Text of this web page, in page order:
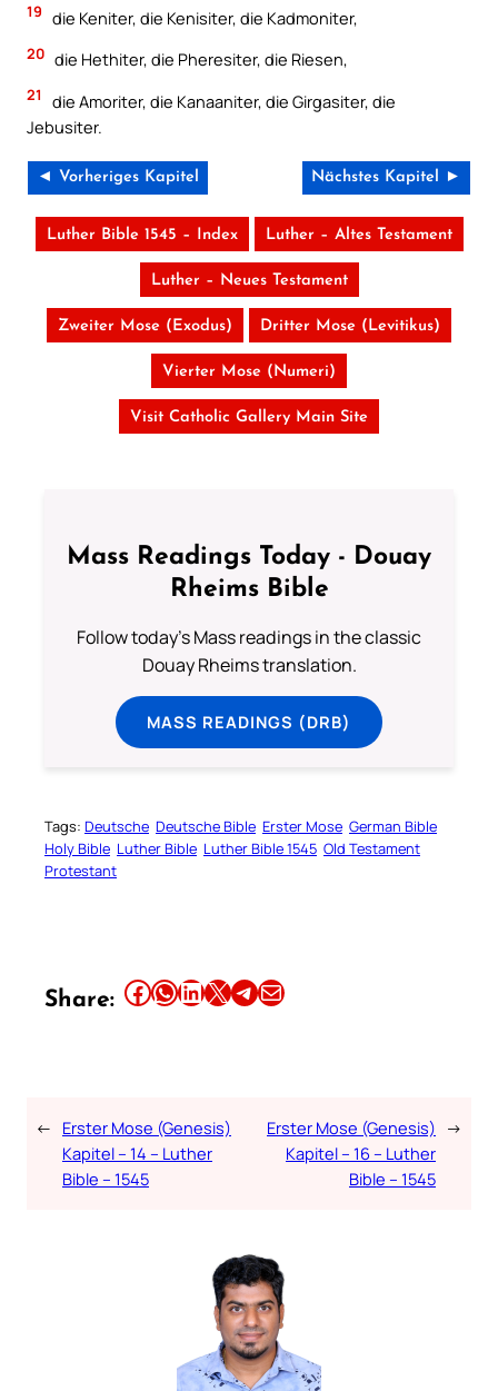
19 die Keniter, die Kenisiter, die Kadmoniter,
20 die Hethiter, die Pheresiter, die Riesen,
21
die Amoriter, die Kanaaniter, die Girgasiter, die
Jebusiter.
◄ Vorheriges Kapitel Nächstes Kapitel ►
Luther Bible 1545 – Index Luther – Altes Testament
Luther – Neues Testament
Zweiter Mose (Exodus) Dritter Mose (Levitikus)
Vierter Mose (Numeri)
Visit Catholic Gallery Main Site
Mass Readings Today - Douay
Rheims Bible
Follow today's Mass readings in the classic
Douay Rheims translation.
MASS READINGS (DRB)
Tags: Deutsche Deutsche Bible Erster Mose German Bible
Holy Bible Luther Bible Luther Bible 1545 Old Testament
Protestant
Share: Share this article on Facebook Share this article on WhatsApp Share this article on LinkedIn Share this article on X Share this article on TelegramEmail this Article
← Erster Mose (Genesis)
Kapitel – 14 – Luther
Bible – 1545
Erster Mose (Genesis)
Kapitel – 16 – Luther
Bible – 1545
→